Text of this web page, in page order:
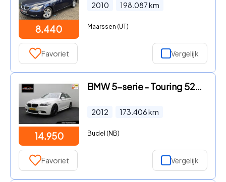
8.440
2010 198.087km
Maarssen (UT)
Favoriet Vergelijk
14.950
BMW 5-serie - Touring 528i High Executive 2012 M-Pakket | Head-up | Memory
2012 173.406km
Budel (NB)
Favoriet Vergelijk